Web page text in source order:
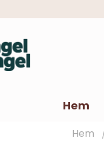
Hem
Hem